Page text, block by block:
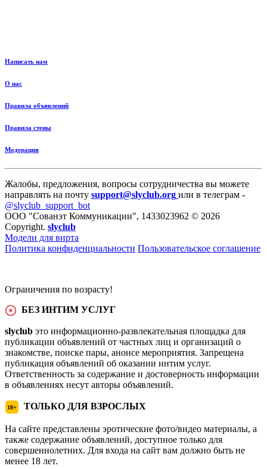
Написать нам
О нас
Правила объявлений
Правила стены
Модерация
Жалобы, предложения, вопросы сотрудничества вы можете
направлять на почту support@slyclub.org или в телеграм -
@slyclub_support_bot
ООО "Сованэт Коммуникации", 1433023962 © 2026
Copyright. slyclub
Модели для вирта
Политика конфиденциальности Пользовательское соглашение
Ограничения по возрасту!
БЕЗ ИНТИМ УСЛУГ
slyclub это информационно-развлекательная площадка для
публикации объявлений от частных лиц и организаций о
знакомстве, поиске пары, анонсе мероприятия. Запрещена
публикация объявлений об оказании интим услуг.
Ответственность за содержание и достоверность информации
в объявлениях несут авторы объявлений.
18+ ТОЛЬКО ДЛЯ ВЗРОСЛЫХ
На сайте представлены эротические фото/видео материалы, а
также содержание объявлений, доступное только для
совершеннолетних. Для входа на сайт вам должно быть не
менее 18 лет.